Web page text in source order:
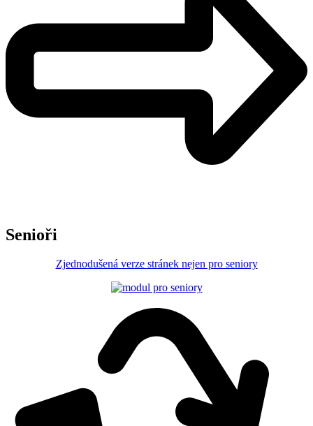
Senioři
Zjednodušená verze stránek nejen pro seniory